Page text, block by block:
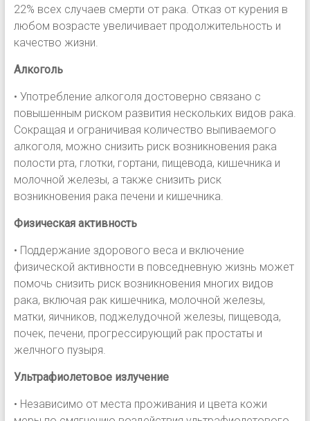
22% всех случаев смерти от рака. Отказ от курения в
любом возрасте увеличивает продолжительность и
качество жизни.
Алкоголь
• Употребление алкоголя достоверно связано с
повышенным риском развития нескольких видов рака.
Сокращая и ограничивая количество выпиваемого
алкоголя, можно снизить риск возникновения рака
полости рта, глотки, гортани, пищевода, кишечника и
молочной железы, а также снизить риск
возникновения рака печени и кишечника.
Физическая активность
• Поддержание здорового веса и включение
физической активности в повседневную жизнь может
помочь снизить риск возникновения многих видов
рака, включая рак кишечника, молочной железы,
матки, яичников, поджелудочной железы, пищевода,
почек, печени, прогрессирующий рак простаты и
желчного пузыря.
Ультрафиолетовое излучение
• Независимо от места проживания и цвета кожи